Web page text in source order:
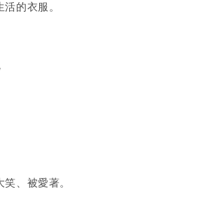
的衣服。
、被愛著。